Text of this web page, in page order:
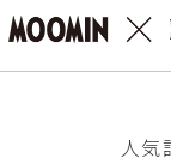
人気